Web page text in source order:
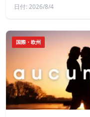
日付: 2026/8/4
国際・欧州